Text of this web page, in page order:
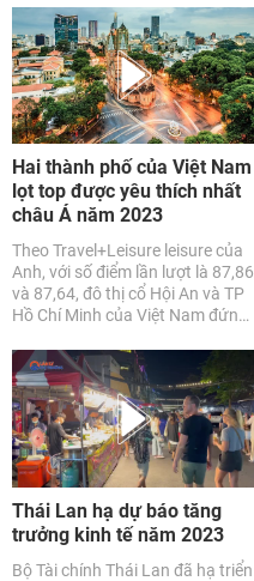
Hai thành phố của Việt Nam
lọt top được yêu thích nhất
châu Á năm 2023
Theo Travel+Leisure leisure của
Anh, với số điểm lần lượt là 87,86
và 87,64, đô thị cổ Hội An và TP
Hồ Chí Minh của Việt Nam đứng
thành phố được yêu thích nhất
châu Á năm 2023.
Thái Lan hạ dự báo tăng
trưởng kinh tế năm 2023
Bộ Tài chính Thái Lan đã hạ triển